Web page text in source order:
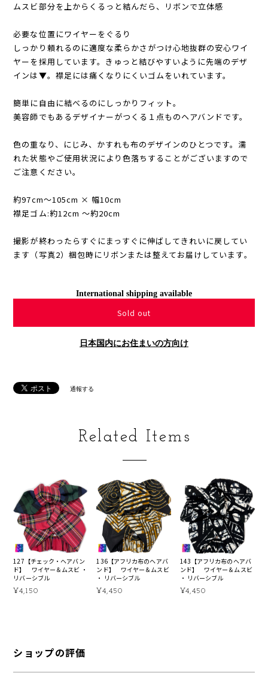
ムスビ部分を上からくるっと結んだら、リボンで立体感
必要な位置にワイヤーをぐるり
しっかり頼れるのに適度な柔らかさがつけ心地抜群の安心ワイ
ヤーを採用しています。きゅっと結びやすいように先端のデザ
インは▼。襟足には痛くなりにくいゴムをいれています。
簡単に自由に結べるのにしっかりフィット。
美容師でもあるデザイナーがつくる１点ものヘアバンドです。
色の重なり、にじみ、かすれも布のデザインのひとつです。濡
れた状態やご使用状況により色落ちすることがございますので
ご注意ください。
約97cm〜105cm × 幅10cm
襟足ゴム:約12cm 〜約20cm
撮影が終わったらすぐにまっすぐに伸ばしてきれいに戻してい
ます（写真2）梱包時にリボンまたは整えてお届けしています。
International shipping available
Sold out
日本国内にお住まいの方向け
通報する
Related Items
127【チェック・ヘアバン
ド】 ワイヤー＆ムスビ ・
リバーシブル
¥4,150
136【アフリカ布のヘアバ
ンド】 ワイヤー＆ムスビ
・ リバーシブル
¥4,450
143【アフリカ布のヘアバ
ンド】 ワイヤー＆ムスビ
・ リバーシブル
¥4,450
ショップの評価